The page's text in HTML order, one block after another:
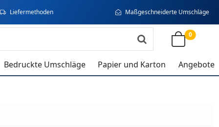
Liefermethoden Maßgeschneiderte Umschläge
0
Bedruckte Umschläge Papier und Karton Angebote